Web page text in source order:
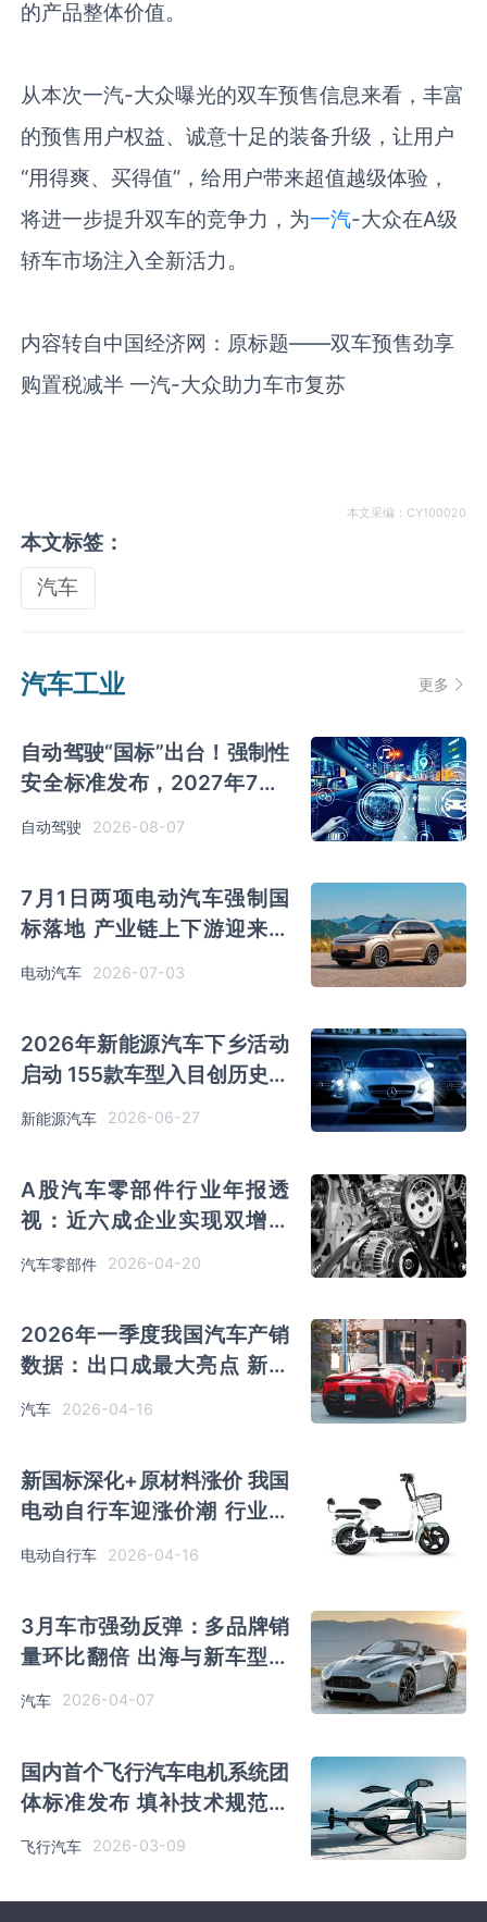
的产品整体价值。
从本次一汽-大众曝光的双车预售信息来看，丰富
的预售用户权益、诚意十足的装备升级，让用户
“用得爽、买得值”，给用户带来超值越级体验，
将进一步提升双车的竞争力，为一汽-大众在A级
轿车市场注入全新活力。
内容转自中国经济网：原标题——双车预售劲享
购置税减半 一汽-大众助力车市复苏
本文采编：CY100020
本文标签：
汽车
汽车工业 更多
自动驾驶“国标”出台！强制性
安全标准发布，2027年7月1
日正式实施
自动驾驶 2026-08-07
7月1日两项电动汽车强制国
标落地 产业链上下游迎来新
一轮技术迭代
电动汽车 2026-07-03
2026年新能源汽车下乡活动
启动 155款车型入目创历史新
好
新能源汽车 2026-06-27
A股汽车零部件行业年报透
视：近六成企业实现双增长
汽车零部件 2026-04-20
2026年一季度我国汽车产销
数据：出口成最大亮点 新能
源渗透率达42%
汽车 2026-04-16
新国标深化+原材料涨价 我国
电动自行车迎涨价潮 行业供
给端迎结构优化机遇
电动自行车 2026-04-16
3月车市强劲反弹：多品牌销
量环比翻倍 出海与新车型成
增长双引擎
汽车 2026-04-07
国内首个飞行汽车电机系统团
体标准发布 填补技术规范空
飞行汽车 2026-03-09